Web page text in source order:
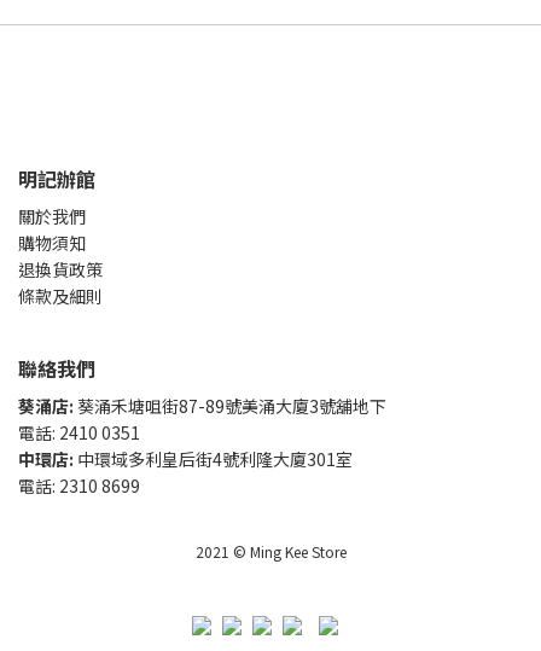
明記辦館
關於我們
購物須知
退換貨政策
條款及細則
聯絡我們
葵涌店: 葵涌禾塘咀街87-89號美涌大廈3號舖地下
電話: 2410 0351
中環店: 中環域多利皇后街4號利隆大廈301室
電話: 2310 8699
2021 © Ming Kee Store